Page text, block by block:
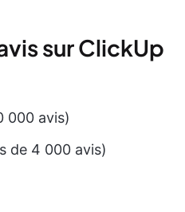
sur ClickUp
000 avis)
de 4 000 avis)